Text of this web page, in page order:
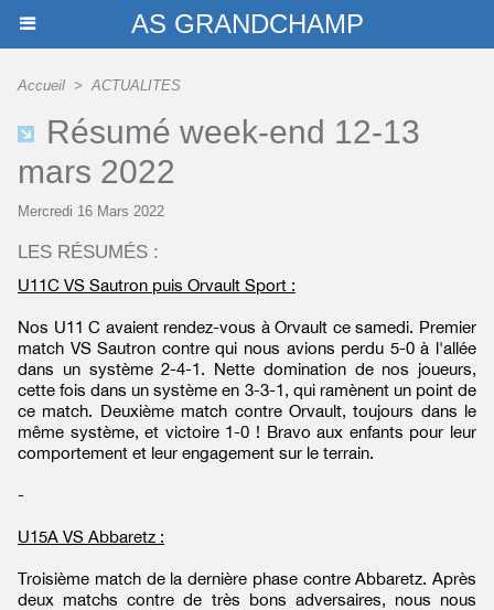
AS GRANDCHAMP
Accueil > ACTUALITES
Résumé week-end 12-13
mars 2022
Mercredi 16 Mars 2022
LES RÉSUMÉS :
U11C VS Sautron puis Orvault Sport :
Nos U11 C avaient rendez-vous à Orvault ce samedi. Premier
match VS Sautron contre qui nous avions perdu 5-0 à l'allée
dans un système 2-4-1. Nette domination de nos joueurs,
cette fois dans un système en 3-3-1, qui ramènent un point de
ce match. Deuxième match contre Orvault, toujours dans le
même système, et victoire 1-0 ! Bravo aux enfants pour leur
comportement et leur engagement sur le terrain.
-
U15A VS Abbaretz :
Troisième match de la dernière phase contre Abbaretz. Après
deux matchs contre de très bons adversaires, nous nous